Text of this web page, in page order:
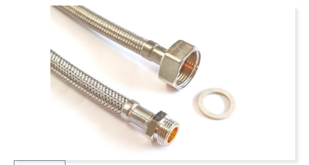
Bildergalerie überspringen